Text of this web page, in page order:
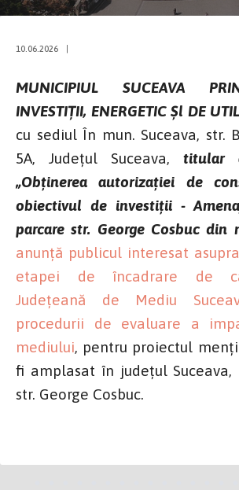
10.06.2026
MUNICIPIUL SUCEAVA
INVESTIȚII, ENERGETIC Șl DE
cu sediul În mun. Suceava, str.
5A, Județul Suceava, titular
„Obținerea autorizației de
obiectivul de investiții -
parcare str. George Cosbuc din
anunță publicul interesat
etapei de încadrare de
Județeană de Mediu
procedurii de evaluare a
mediului, pentru proiectul
fi amplasat în județul Suceava,
str. George Cosbuc.